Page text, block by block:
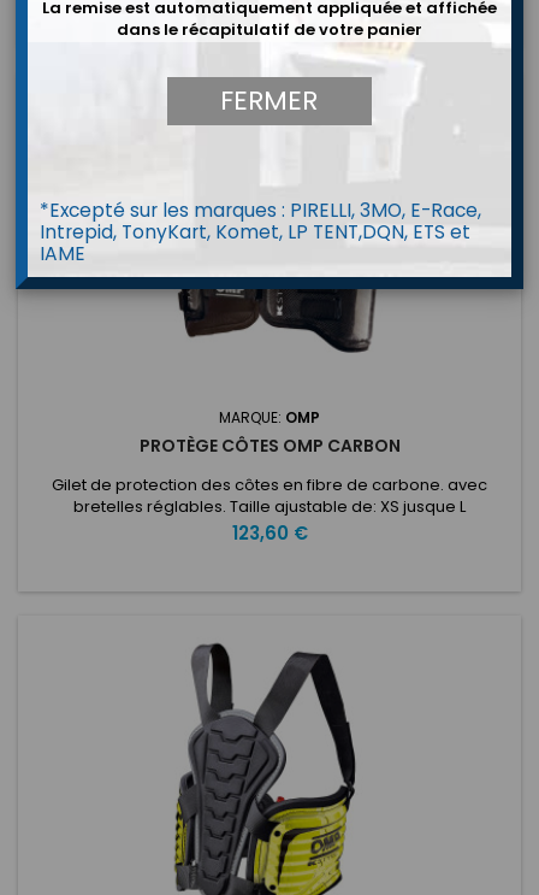
confort maximal grâce au rembourrage interne et au
système de...
MARQUE: OMP
PROTÈGE CÔTES OMP CARBON
Gilet de protection des côtes en fibre de carbone. avec
bretelles réglables. Taille ajustable de: XS jusque L
Prix
123,60 €
La remise est automatiquement appliquée et affichée
dans le récapitulatif de votre panier
FERMER
*Excepté sur les marques : PIRELLI, 3MO, E-Race,
Intrepid, TonyKart, Komet, LP TENT,DQN, ETS et
IAME